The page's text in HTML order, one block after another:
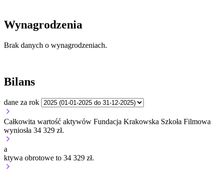
Wynagrodzenia
Brak danych o wynagrodzeniach.
Bilans
dane za rok
Całkowita wartość aktywów Fundacja Krakowska Szkoła Filmowa
wyniosła 34 329 zł.
a
ktywa obrotowe to 34 329 zł.